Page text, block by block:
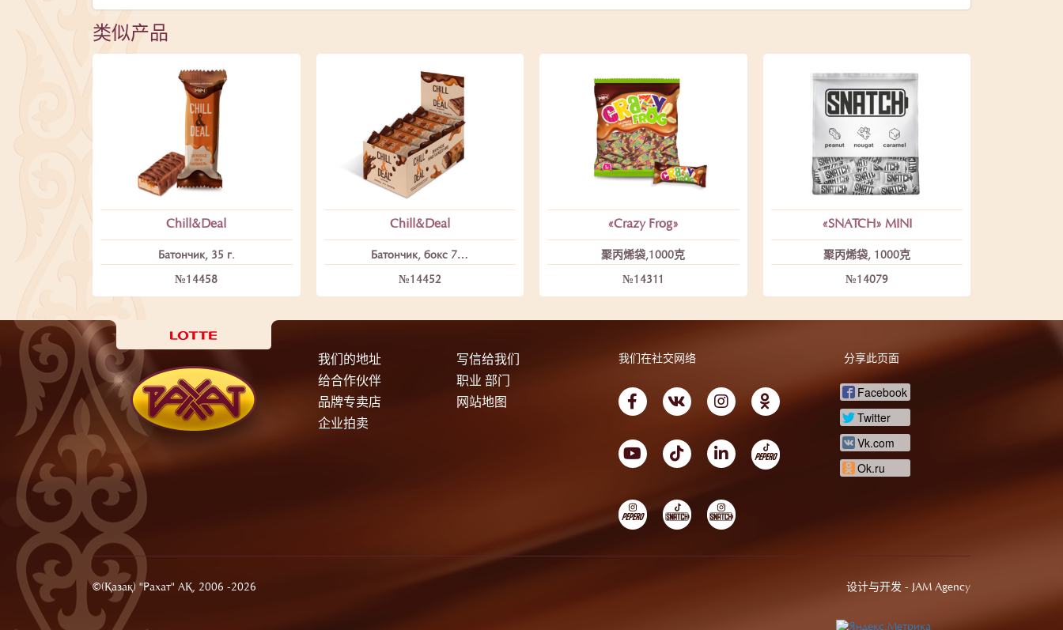
类似产品
Chill&Deal
Батончик, 35 г.
№14458
Chill&Deal
Батончик, бокс 7…
№14452
«Crazy Frog»
聚丙烯袋,1000克
№14311
«SNATCH» MINI
聚丙烯袋, 1000克
№14079
我们的地址
写信给我们
给合作伙伴
职业 部门
品牌专卖店
网站地图
企业拍卖
我们在社交网络 分享此页面
Facebook
Twitter
Vk.com
Ok.ru
©(Қазақ) "Рахат" АҚ, 2006 -2026 设计与开发 - JAM Agency